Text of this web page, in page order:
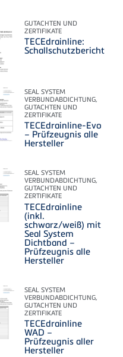
GUTACHTEN UND
ZERTIFIKATE
TECEdrainline:
Schallschutzbericht
SEAL SYSTEM
VERBUNDABDICHTUNG,
GUTACHTEN UND
ZERTIFIKATE
TECEdrainline-Evo
– Prüfzeugnis alle
Hersteller
SEAL SYSTEM
VERBUNDABDICHTUNG,
GUTACHTEN UND
ZERTIFIKATE
TECEdrainline
(inkl.
schwarz/weiß) mit
Seal System
Dichtband –
Prüfzeugnis alle
Hersteller
SEAL SYSTEM
VERBUNDABDICHTUNG,
GUTACHTEN UND
ZERTIFIKATE
TECEdrainline
WAD –
Prüfzeugnis aller
Hersteller